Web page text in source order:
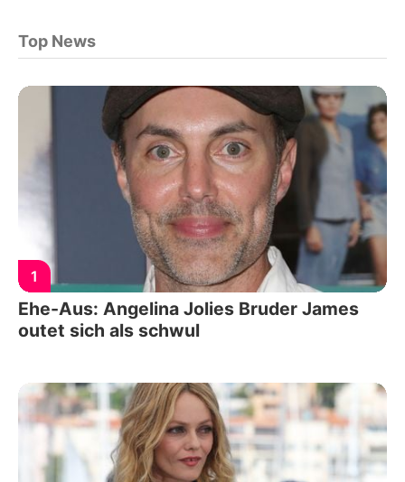
Top News
1
Ehe-Aus: Angelina Jolies Bruder James
outet sich als schwul